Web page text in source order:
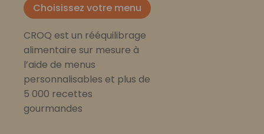
Choisissez votre menu
CROQ est un rééquilibrage
alimentaire sur mesure à
l’aide de menus
personnalisables et plus de
5 000 recettes
gourmandes